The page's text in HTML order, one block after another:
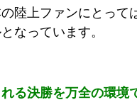
陸上ファンにとって
なっています。
る決勝を万全の環境